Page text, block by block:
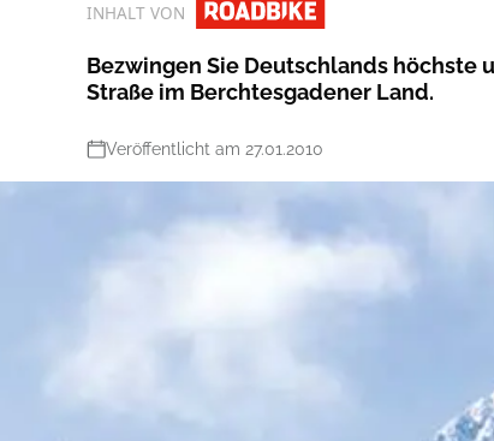
INHALT VON
Bezwingen Sie Deutschlands höchste
Straße im Berchtesgadener Land.
Veröffentlicht am 27.01.2010